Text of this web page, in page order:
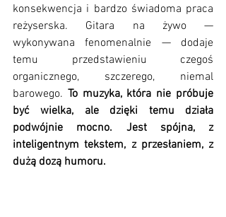
konsekwencja i bardzo świadoma praca
reżyserska. Gitara na żywo —
wykonywana fenomenalnie — dodaje
temu przedstawieniu czegoś
organicznego, szczerego, niemal
barowego. To muzyka, która nie próbuje
być wielka, ale dzięki temu działa
podwójnie mocno. Jest spójna, z
inteligentnym tekstem, z przesłaniem, z
dużą dozą humoru.